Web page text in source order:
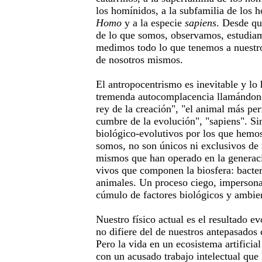
los homínidos, a la subfamilia de los
Homo y a la especie sapiens. Desde
de lo que somos, observamos,
medimos todo lo que tenemos a
de nosotros mismos.
El antropocentrismo es inevitable y lo
tremenda autocomplacencia
rey de la creación", "el animal más
cumbre de la evolución", "sapiens".
biológico-evolutivos por los que
somos, no son únicos ni exclusivos de
mismos que han operado en la
vivos que componen la biosfera:
animales. Un proceso ciego,
cúmulo de factores biológicos y
Nuestro físico actual es el resultado
no difiere del de nuestros antepasados
Pero la vida en un ecosistema
con un acusado trabajo intelectual